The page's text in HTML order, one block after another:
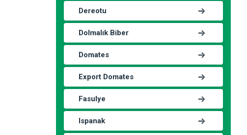
Dereotu
Dolmalık Biber
Domates
Export Domates
Fasulye
Ispanak